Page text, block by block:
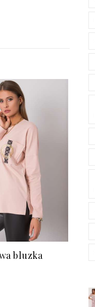
bluzka